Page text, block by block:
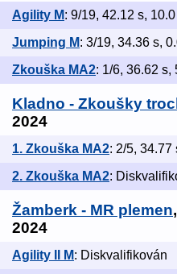
Agility M: 9/19, 42.12 s,
Jumping M: 3/19, 34.36 s,
Zkouška MA2: 1/6, 36.62 s,
Kladno - Zkoušky
2024
1. Zkouška MA2: 2/5, 34.77
2. Zkouška MA2:
Žamberk - MR plemen
2024
Agility II M: Diskvalifikován